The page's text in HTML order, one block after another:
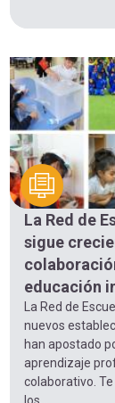
La Red de
sigue
educación
La Red de
nuevos
han apostado
aprendizaje
colaborativo.
los...